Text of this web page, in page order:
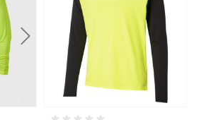
Next